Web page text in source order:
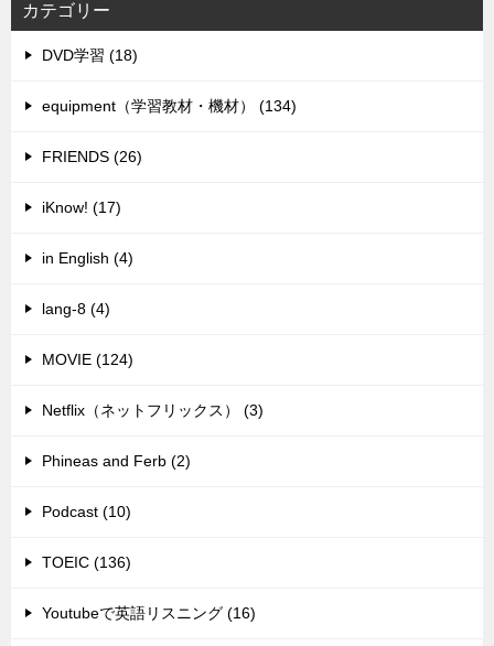
カテゴリー
DVD学習 (18)
equipment（学習教材・機材） (134)
FRIENDS (26)
iKnow! (17)
in English (4)
lang-8 (4)
MOVIE (124)
Netflix（ネットフリックス） (3)
Phineas and Ferb (2)
Podcast (10)
TOEIC (136)
Youtubeで英語リスニング (16)